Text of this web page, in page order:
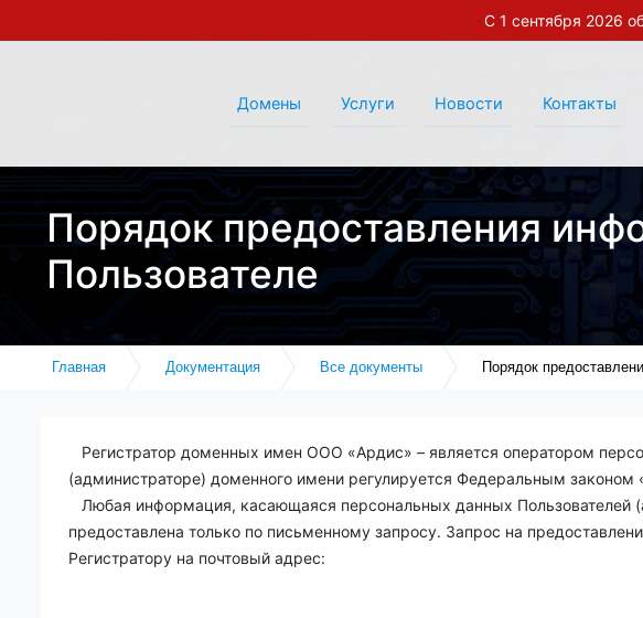
С 1 сентября 2026
Домены Услуги Новости Контакты
Порядок предоставления
Пользователе
Главная Документация Все документы Порядок
Регистратор доменных имен ООО «Ардис» – является оператором
(администраторе) доменного имени регулируется Федеральным
Любая информация, касающаяся персональных данных
предоставлена только по письменному запросу. Запрос на
Регистратору на почтовый адрес: